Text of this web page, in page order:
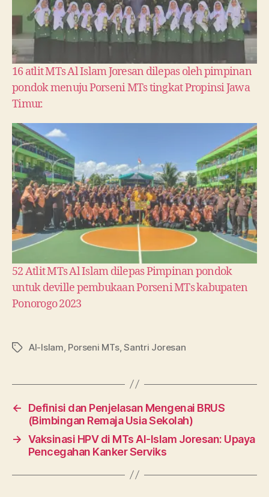
16 atlit MTs Al Islam Joresan dilepas oleh pimpinan
pondok menuju Porseni MTs tingkat Propinsi Jawa
Timur.
52 Atlit MTs Al Islam dilepas Pimpinan pondok
untuk deville pembukaan Porseni MTs kabupaten
Ponorogo 2023
TagsAl-Islam Porseni MTs,Santri Joresan
←
Definisi dan Penjelasan Mengenai BRUS
(Bimbingan Remaja Usia Sekolah)
→ Vaksinasi HPV di MTs Al-Islam Joresan: Upaya
Pencegahan Kanker Serviks